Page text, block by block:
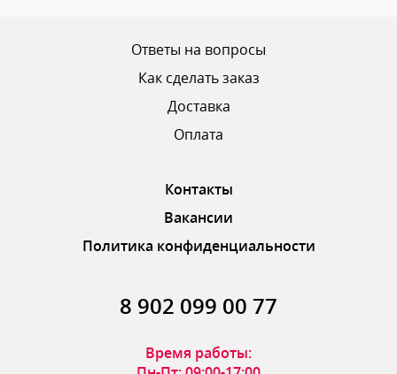
ОТПРАВИТЬ ОТЗЫВ
Ответы на вопросы
Как сделать заказ
Доставка
Оплата
Контакты
Вакансии
Политика конфиденциальности
8 902 099 00 77
Время работы: